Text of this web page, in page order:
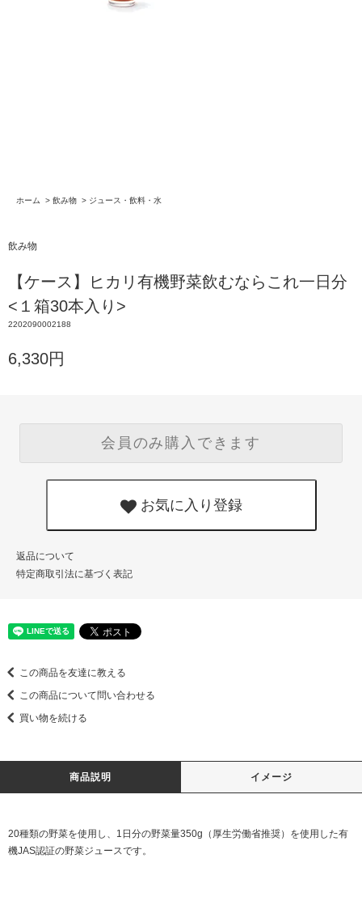
ホーム > 飲み物 > ジュース・飲料・水
飲み物
【ケース】ヒカリ有機野菜飲むならこれ一日分
<１箱30本入り>
2202090002188
6,330円
会員のみ購入できます
お気に入り登録
返品について
特定商取引法に基づく表記
この商品を友達に教える
この商品について問い合わせる
買い物を続ける
商品説明 イメージ
20種類の野菜を使用し、1日分の野菜量350g（厚生労働省推奨）を使用した有
機JAS認証の野菜ジュースです。